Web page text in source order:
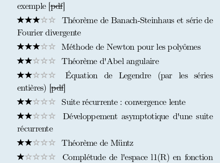
exemple [pdf]
Théorème de Banach-Steinhaus et série de
Fourier divergente
Méthode de Newton pour les polyômes
Théorème d'Abel angulaire
Équation de Legendre (par les séries
entières) [pdf]
Suite récurrente : convergence lente
Développement asymptotique d'une suite
récurrente
Théorème de Müntz
Complétude de l'espace l1(R) en fonction